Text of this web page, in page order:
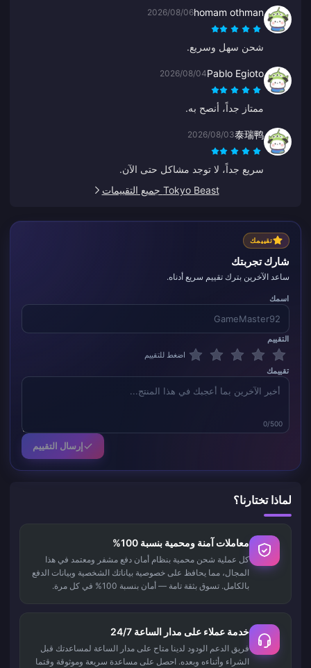
homam othman
2026/08/06
شحن سهل وسريع.
Pablo Egioto
2026/08/04
ممتاز جداً، أنصح به.
泰瑞鸭
2026/08/03
سريع جداً، لا توجد مشاكل حتى الآن.
Tokyo Beast جميع التقييمات
تقييمك
شارك تجربتك
ساعد الآخرين بترك تقييم سريع أدناه.
اسمك
التقييم
اضغط للتقييم
تقييمك
0/500
إرسال التقييم
لماذا تختارنا؟
معاملات آمنة ومحمية بنسبة 100%
كل عملية شحن محمية بنظام أمان دفع مشفر ومعتمد في هذا
المجال، مما يحافظ على خصوصية بياناتك الشخصية وبيانات الدفع
بالكامل. تسوق بثقة تامة — أمان بنسبة 100% في كل مرة.
خدمة عملاء على مدار الساعة 24/7
فريق الدعم الودود لدينا متاح على مدار الساعة لمساعدتك قبل
الشراء وأثناءه وبعده. احصل على مساعدة سريعة وموثوقة وقتما